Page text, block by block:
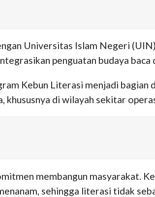
Universitas Islam Negeri
penguatan budaya baca
Kebun Literasi menjadi bagian
di wilayah sekitar
membangun masyarakat.
sehingga literasi tidak